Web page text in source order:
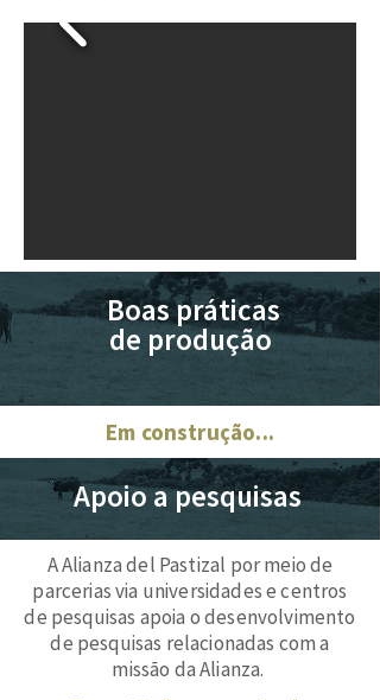
Boas práticas
de produção
Em construção...
Apoio a pesquisas
A Alianza del Pastizal por meio de
parcerias via universidades e centros
de pesquisas apoia o desenvolvimento
de pesquisas relacionadas com a
missão da Alianza.